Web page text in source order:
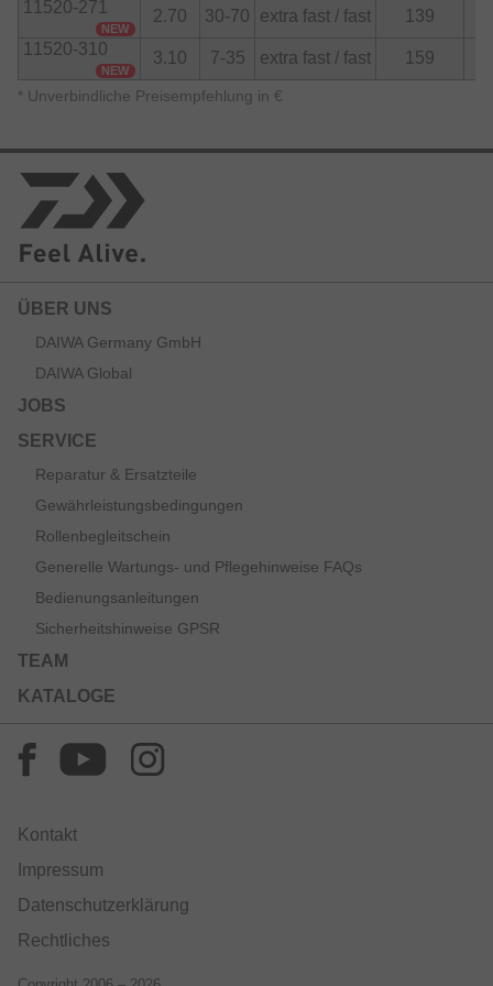
11520-271
NEW
2.70 30-70 extra fast / fast 139
11520-310
NEW
3.10 7-35 extra fast / fast 159
* Unverbindliche Preisempfehlung in €
ÜBER UNS
DAIWA Germany GmbH
DAIWA Global
JOBS
SERVICE
Reparatur & Ersatzteile
Gewährleistungsbedingungen
Rollenbegleitschein
Generelle Wartungs- und Pflegehinweise FAQs
Bedienungsanleitungen
Sicherheitshinweise GPSR
TEAM
KATALOGE
Kontakt
Impressum
Datenschutzerklärung
Rechtliches